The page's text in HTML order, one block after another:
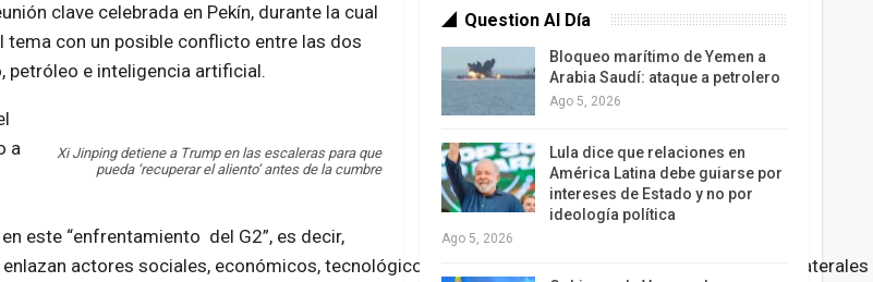
clave celebrada en Pekín, durante la cual
tema con un posible conflicto entre las dos
petróleo e inteligencia artificial.
Xi Jinping detiene a Trump en las escaleras para que
pueda ‘recuperar el aliento’ antes de la cumbre
a
en este “enfrentamiento del G2”, es decir,
enlazan actores sociales, económicos, tecnológicos, multilaterales
Question Al Día
Bloqueo marítimo de Yemen a
Arabia Saudí: ataque a petrolero
Ago 5, 2026
Lula dice que relaciones en
América Latina debe guiarse por
intereses de Estado y no por
ideología política
Ago 5, 2026